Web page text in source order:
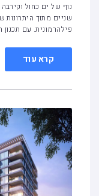
נוף של ים כחול
שניים מתוך היתרונות
פילהרמונית. עם
קרא עוד